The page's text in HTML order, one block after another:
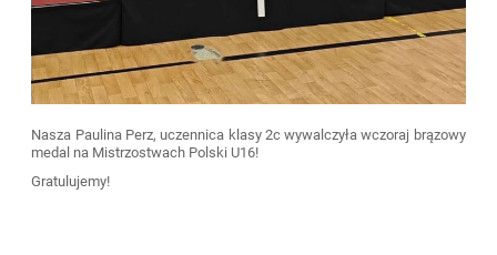
Nasza Paulina Perz, uczennica klasy 2c wywalczyła wczoraj brązowy
medal na Mistrzostwach Polski U16!
Gratulujemy!